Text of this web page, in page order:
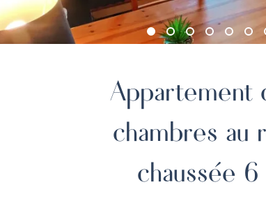
Appartement
chambres
chaussée